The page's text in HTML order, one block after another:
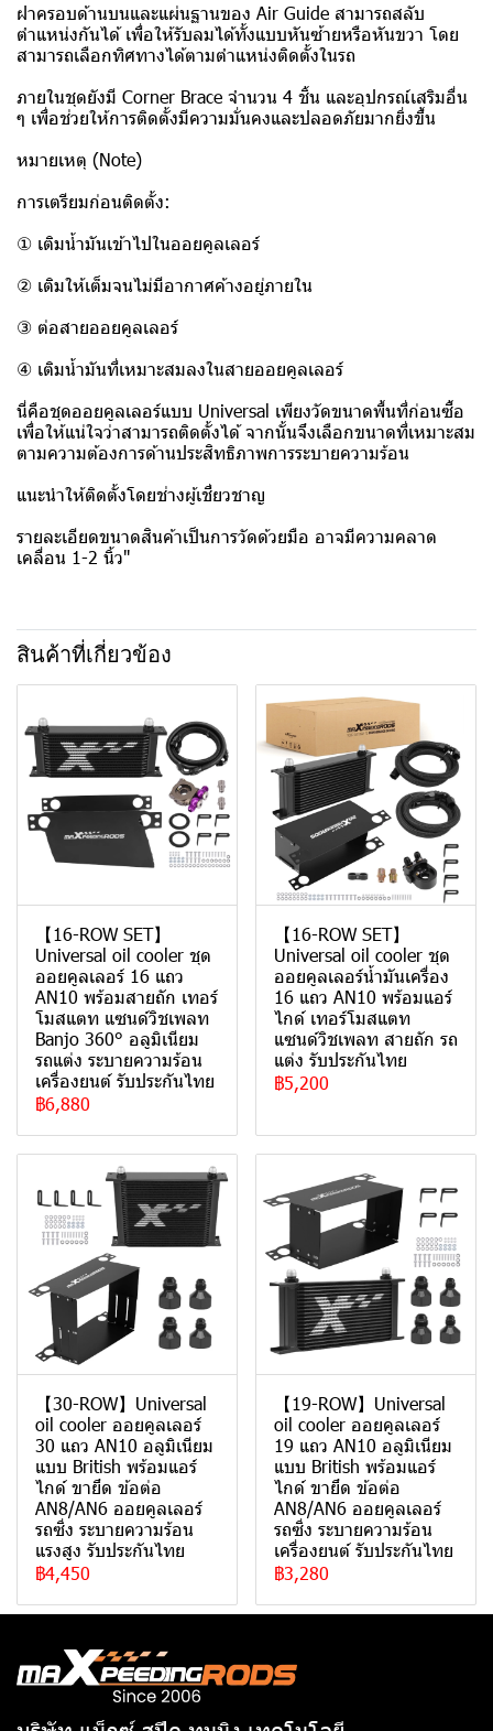
ฝาครอบด้านบนและแผ่นฐานของ Air Guide สามารถสลับ
ตำแหน่งกันได้ เพื่อให้รับลมได้ทั้งแบบหันซ้ายหรือหันขวา โดย
สามารถเลือกทิศทางได้ตามตำแหน่งติดตั้งในรถ
ภายในชุดยังมี Corner Brace จำนวน 4 ชิ้น และอุปกรณ์เสริมอื่น
ๆ เพื่อช่วยให้การติดตั้งมีความมั่นคงและปลอดภัยมากยิ่งขึ้น
หมายเหตุ (Note)
การเตรียมก่อนติดตั้ง:
① เติมน้ำมันเข้าไปในออยคูลเลอร์
② เติมให้เต็มจนไม่มีอากาศค้างอยู่ภายใน
③ ต่อสายออยคูลเลอร์
④ เติมน้ำมันที่เหมาะสมลงในสายออยคูลเลอร์
นี่คือชุดออยคูลเลอร์แบบ Universal เพียงวัดขนาดพื้นที่ก่อนซื้อ
เพื่อให้แน่ใจว่าสามารถติดตั้งได้ จากนั้นจึงเลือกขนาดที่เหมาะสม
ตามความต้องการด้านประสิทธิภาพการระบายความร้อน
แนะนำให้ติดตั้งโดยช่างผู้เชี่ยวชาญ
รายละเอียดขนาดสินค้าเป็นการวัดด้วยมือ อาจมีความคลาด
เคลื่อน 1-2 นิ้ว"
สินค้าที่เกี่ยวข้อง
【16-ROW SET】
Universal oil cooler ชุด
ออยคูลเลอร์ 16 แถว
AN10 พร้อมสายถัก เทอร์
โมสแตท แซนด์วิชเพลท
Banjo 360° อลูมิเนียม
รถแต่ง ระบายความร้อน
เครื่องยนต์ รับประกันไทย
฿6,880
【16-ROW SET】
Universal oil cooler ชุด
ออยคูลเลอร์น้ำมันเครื่อง
16 แถว AN10 พร้อมแอร์
ไกด์ เทอร์โมสแตท
แซนด์วิชเพลท สายถัก รถ
แต่ง รับประกันไทย
฿5,200
【30-ROW】Universal
oil cooler ออยคูลเลอร์
30 แถว AN10 อลูมิเนียม
แบบ British พร้อมแอร์
ไกด์ ขายึด ข้อต่อ
AN8/AN6 ออยคูลเลอร์
รถซิ่ง ระบายความร้อน
แรงสูง รับประกันไทย
฿4,450
【19-ROW】Universal
oil cooler ออยคูลเลอร์
19 แถว AN10 อลูมิเนียม
แบบ British พร้อมแอร์
ไกด์ ขายึด ข้อต่อ
AN8/AN6 ออยคูลเลอร์
รถซิ่ง ระบายความร้อน
เครื่องยนต์ รับประกันไทย
฿3,280